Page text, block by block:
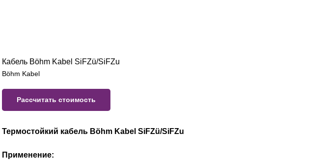
Кабель Böhm Kabel SiFZü/SiFZu
Böhm Kabel
Рассчитать стоимость
Термостойкий кабель Böhm Kabel SiFZü/SiFZu
Применение: